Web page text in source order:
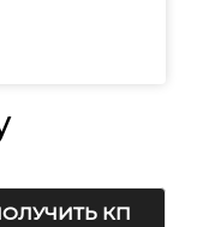
КП